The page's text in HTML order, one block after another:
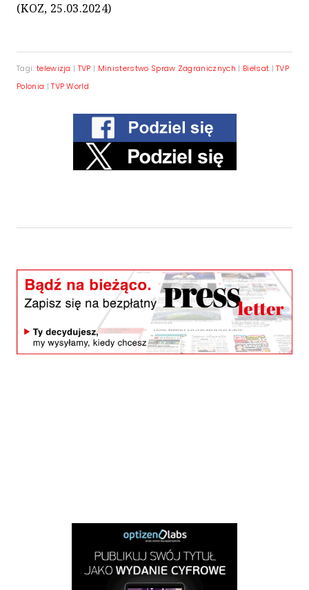
(KOZ, 25.03.2024)
Tagi: telewizja | TVP | Ministerstwo Spraw Zagranicznych | Biełsat |TVP
Polonia |TVP World